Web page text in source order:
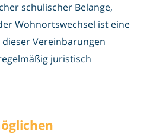
schulischer Belange,
Wohnortswechsel ist eine
Vereinbarungen
juristisch